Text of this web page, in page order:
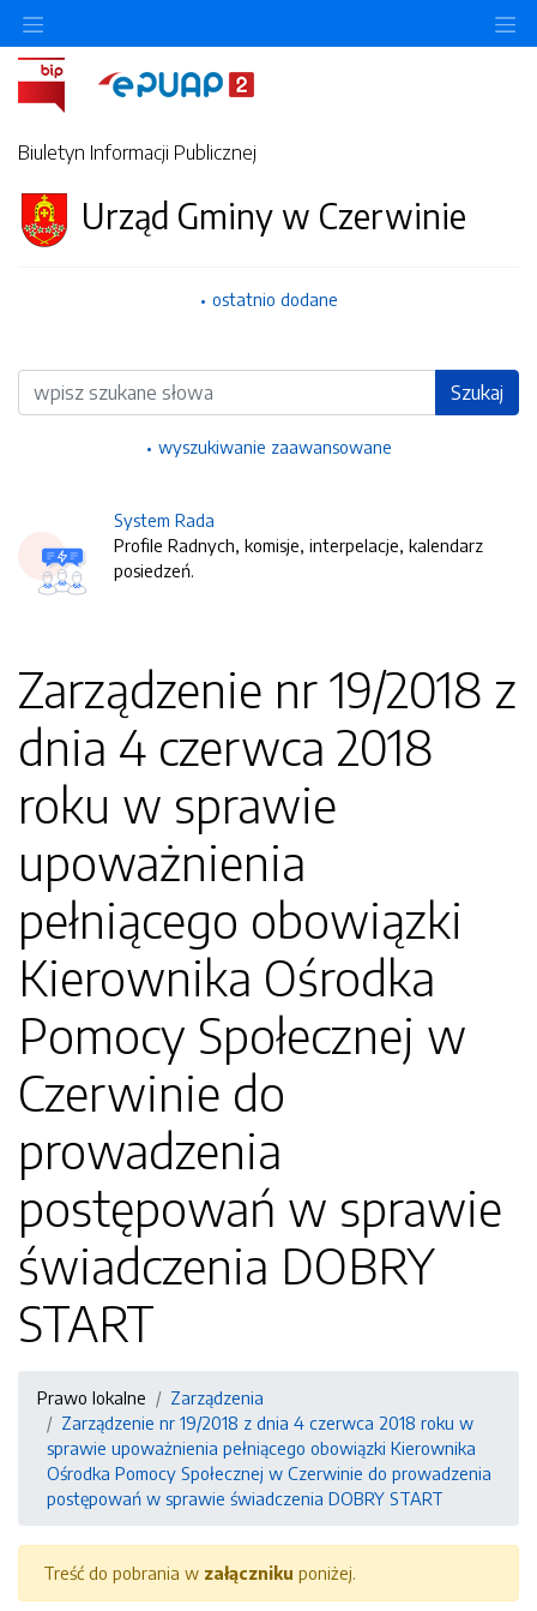
Biuletyn Informacji Publicznej
Urząd Gminy w Czerwinie
ostatnio dodane
Wyszukiwarka Szukaj
wyszukiwanie zaawansowane
System Rada
Profile Radnych, komisje, interpelacje, kalendarz
posiedzeń.
Zarządzenie nr 19/2018 z
dnia 4 czerwca 2018
roku w sprawie
upoważnienia
pełniącego obowiązki
Kierownika Ośrodka
Pomocy Społecznej w
Czerwinie do
prowadzenia
postępowań w sprawie
świadczenia DOBRY
START
Prawo lokalne
Zarządzenia
Zarządzenie nr 19/2018 z dnia 4 czerwca 2018 roku w
sprawie upoważnienia pełniącego obowiązki Kierownika
Ośrodka Pomocy Społecznej w Czerwinie do prowadzenia
postępowań w sprawie świadczenia DOBRY START
Treść do pobrania w załączniku poniżej.